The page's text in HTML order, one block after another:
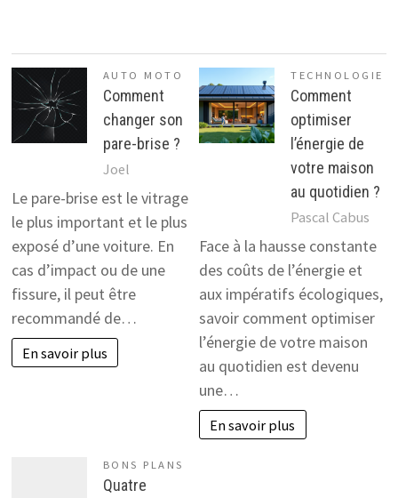
AUTO MOTO
Comment
changer son
pare-brise ?
Joel
Le pare-brise est le vitrage
le plus important et le plus
exposé d’une voiture. En
cas d’impact ou de une
fissure, il peut être
recommandé de…
En savoir plus
TECHNOLOGIE
Comment
optimiser
l’énergie de
votre maison
au quotidien ?
Pascal Cabus
Face à la hausse constante
des coûts de l’énergie et
aux impératifs écologiques,
savoir comment optimiser
l’énergie de votre maison
au quotidien est devenu
une…
En savoir plus
BONS PLANS
Quatre